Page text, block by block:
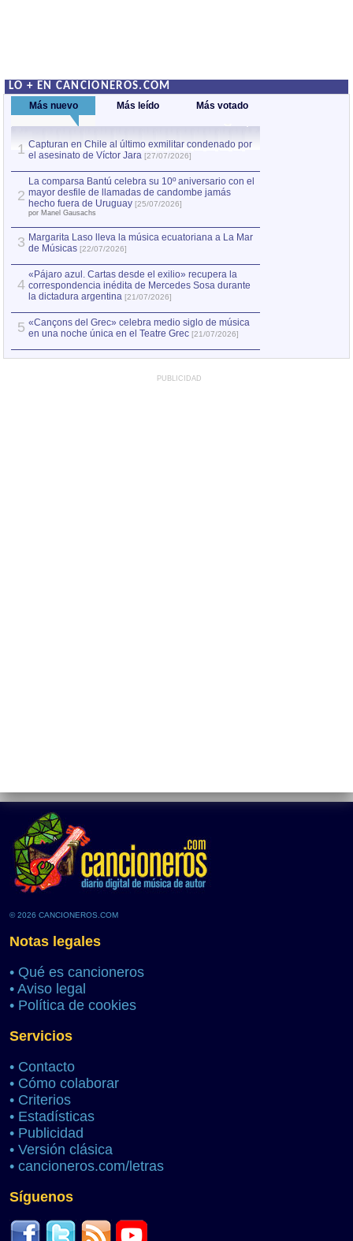
LO + EN CANCIONEROS.COM
Más nuevo Más leído Más votado
1 Capturan en Chile al último exmilitar condenado por
el asesinato de Víctor Jara [27/07/2026]
2
La comparsa Bantú celebra su 10º aniversario con el
mayor desfile de llamadas de candombe jamás
hecho fuera de Uruguay [25/07/2026]
por Manel Gausachs
3 Margarita Laso lleva la música ecuatoriana a La Mar
de Músicas [22/07/2026]
4
«Pájaro azul. Cartas desde el exilio» recupera la
correspondencia inédita de Mercedes Sosa durante
la dictadura argentina [21/07/2026]
5 «Cançons del Grec» celebra medio siglo de música
en una noche única en el Teatre Grec [21/07/2026]
PUBLICIDAD
© 2026 CANCIONEROS.COM
Notas legales
• Qué es cancioneros
• Aviso legal
• Política de cookies
Servicios
• Contacto
• Cómo colaborar
• Criterios
• Estadísticas
• Publicidad
• Versión clásica
• cancioneros.com/letras
Síguenos